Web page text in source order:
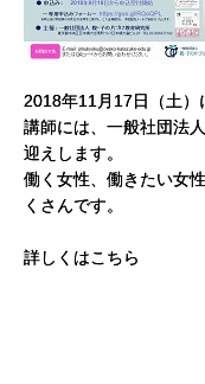
2018年11月17日（土）
講師には、一般社団法
迎えします。
働く女性、働きたい女
くさんです。
詳しくはこちら